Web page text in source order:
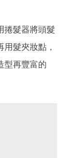
捲髮器將頭髮
髮夾妝點，
型再豐富的